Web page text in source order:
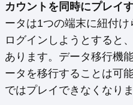
カウントを同時にプレイ
ータは1つの端末に紐付
ログインしようとすると
あります。データ移行機
ータを移行することは可
ではプレイできなくなりま